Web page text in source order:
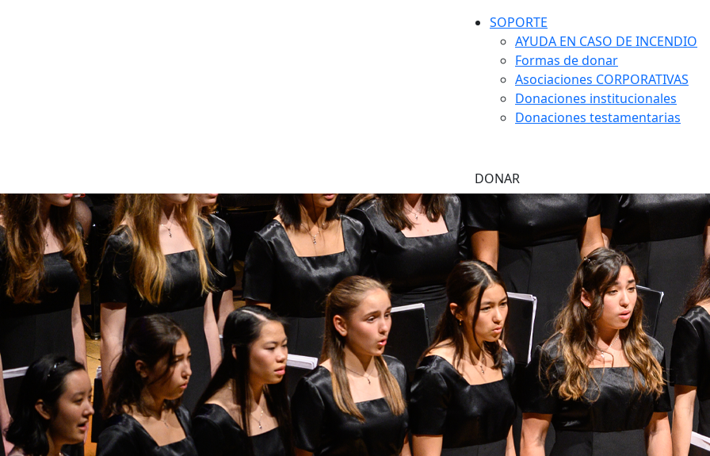
SOPORTE
AYUDA EN CASO DE INCENDIO
Formas de donar
Asociaciones CORPORATIVAS
Donaciones institucionales
Donaciones testamentarias
DONAR